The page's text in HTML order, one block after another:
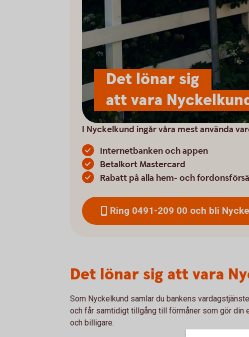
Det lönar sig
att vara
I Nyckelkund ingår våra mest använda
Internetbanken och appen
Betalkort Mastercard
Rabatt på alla hem- och
Ring 0491-209 00 och bli
Det lönar sig att vara
Som Nyckelkund samlar du bankens
och får samtidigt tillgång till förmåner som gör din
och billigare.